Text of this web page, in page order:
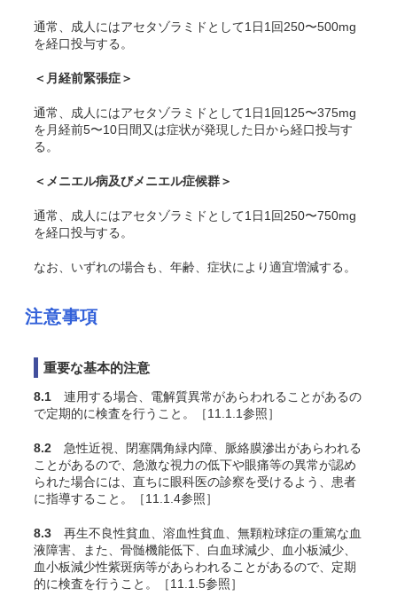
通常、成人にはアセタゾラミドとして1日1回250〜500mg
を経口投与する。
＜月経前緊張症＞
通常、成人にはアセタゾラミドとして1日1回125〜375mg
を月経前5〜10日間又は症状が発現した日から経口投与す
る。
＜メニエル病及びメニエル症候群＞
通常、成人にはアセタゾラミドとして1日1回250〜750mg
を経口投与する。
なお、いずれの場合も、年齢、症状により適宜増減する。
注意事項
重要な基本的注意
8.1 連用する場合、電解質異常があらわれることがあるの
で定期的に検査を行うこと。［11.1.1参照］
8.2 急性近視、閉塞隅角緑内障、脈絡膜滲出があらわれる
ことがあるので、急激な視力の低下や眼痛等の異常が認め
られた場合には、直ちに眼科医の診察を受けるよう、患者
に指導すること。［11.1.4参照］
8.3 再生不良性貧血、溶血性貧血、無顆粒球症の重篤な血
液障害、また、骨髄機能低下、白血球減少、血小板減少、
血小板減少性紫斑病等があらわれることがあるので、定期
的に検査を行うこと。［11.1.5参照］